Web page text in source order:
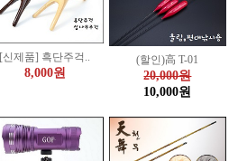
[신제품] 흑단주걱..
8,000원
(할인)高 T-01
20,000원
10,000원